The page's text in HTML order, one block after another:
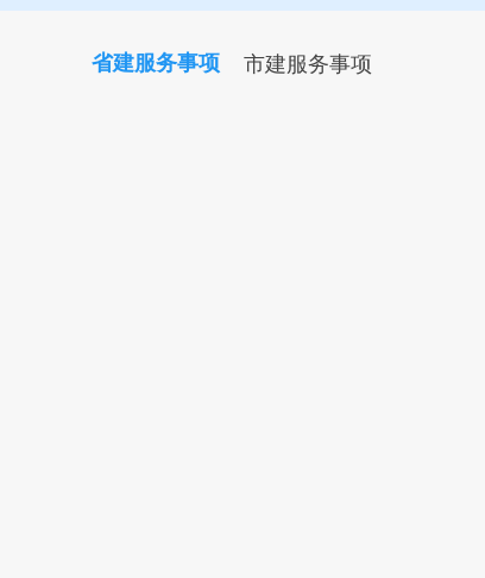
省建服务事项 市建服务事项